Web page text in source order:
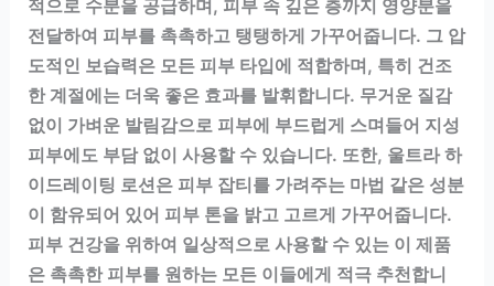
적으로 수분을 공급하며, 피부 속 깊은 층까지 영양분을
전달하여 피부를 촉촉하고 탱탱하게 가꾸어줍니다. 그 압
도적인 보습력은 모든 피부 타입에 적합하며, 특히 건조
한 계절에는 더욱 좋은 효과를 발휘합니다. 무거운 질감
없이 가벼운 발림감으로 피부에 부드럽게 스며들어 지성
피부에도 부담 없이 사용할 수 있습니다. 또한, 울트라 하
이드레이팅 로션은 피부 잡티를 가려주는 마법 같은 성분
이 함유되어 있어 피부 톤을 밝고 고르게 가꾸어줍니다.
피부 건강을 위하여 일상적으로 사용할 수 있는 이 제품
은 촉촉한 피부를 원하는 모든 이들에게 적극 추천합니